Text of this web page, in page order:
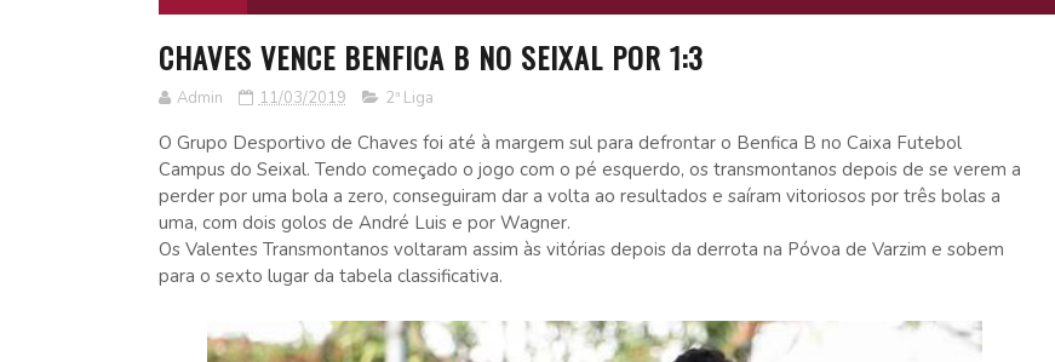
CHAVES VENCE BENFICA B NO SEIXAL POR 1:3
Admin 11/03/2019 2ª Liga
O Grupo Desportivo de Chaves foi até à margem sul para defrontar o Benfica B no Caixa Futebol
Campus do Seixal. Tendo começado o jogo com o pé esquerdo, os transmontanos depois de se verem a
perder por uma bola a zero, conseguiram dar a volta ao resultados e saíram vitoriosos por três bolas a
uma, com dois golos de André Luis e por Wagner.
Os Valentes Transmontanos voltaram assim às vitórias depois da derrota na Póvoa de Varzim e sobem
para o sexto lugar da tabela classificativa.